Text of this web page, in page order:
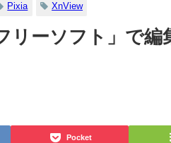
Pixia XnView
リーソフト」で編
Pocket